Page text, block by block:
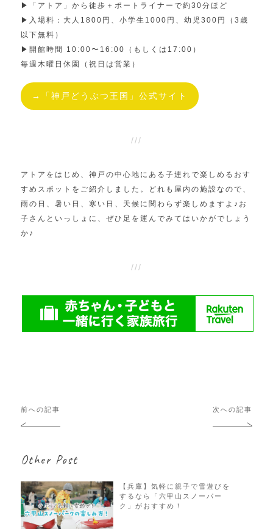
▶︎「アトア」から徒歩＋ポートライナーで約30分ほど
▶︎入場料：大人1800円、小学生1000円、幼児300円（3歳
以下無料）
▶︎開館時間 10:00〜16:00（もしくは17:00）
毎週木曜日休園（祝日は営業）
→「神戸どうぶつ王国」公式サイト
アトアをはじめ、神戸の中心地にある子連れで楽しめるおす
すめスポットをご紹介しました。どれも屋内の施設なので、
雨の日、暑い日、寒い日、天候に関わらず楽しめますよ♪お
子さんといっしょに、ぜひ足を運んでみてはいかがでしょう
か♪
投
稿
ゲ
シ
ョ
ン
前への記事 次への記事
Other Post
【兵庫】気軽に親子で雪遊びを
するなら「六甲山スノーパー
ク」がおすすめ！